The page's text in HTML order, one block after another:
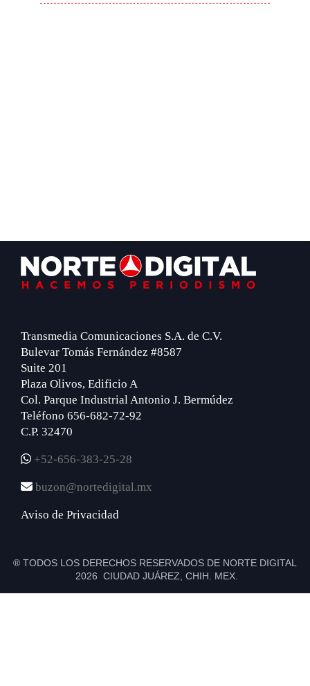
Footer
Transmedia Comunicaciones S.A. de C.V.
Bulevar Tomás Fernández #8587
Suite 201
Plaza Olivos, Edificio A
Col. Parque Industrial Antonio J. Bermúdez
Teléfono 656-682-72-92
C.P. 32470
+52-656-383-25-28
buzon@nortedigital.mx
Aviso de Privacidad
® TODOS LOS DERECHOS RESERVADOS DE NORTE DIGITAL
2026 CIUDAD JUÁREZ, CHIH. MEX.